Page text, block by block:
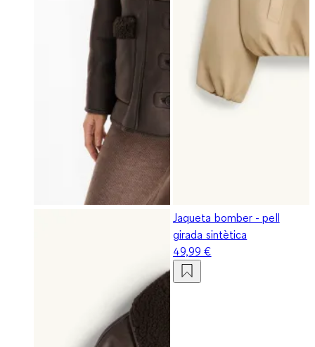
Jaqueta bomber - pell
girada sintètica
49,99 €